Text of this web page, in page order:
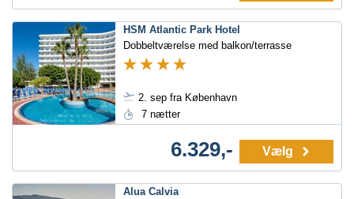
HSM Atlantic Park Hotel
Dobbeltværelse med balkon/terrasse
2. sep fra København
7 nætter
6.329,- Vælg
Alua Calvia